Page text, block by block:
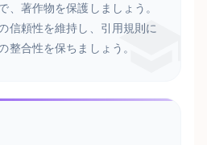
、著作物を保護しましょう。
信頼性を維持し、引用規則に
整合性を保ちましょう。